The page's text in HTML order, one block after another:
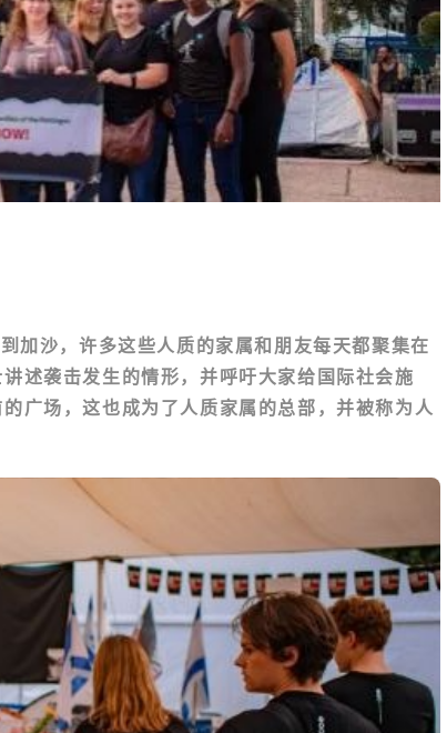
加沙，许多这些人质的家属和朋友每天都聚集在
述袭击发生的情形，并呼吁大家给国际社会施
广场，这也成为了人质家属的总部，并被称为人